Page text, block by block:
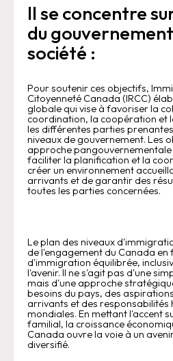
Il se concentre
du
société :
Pour soutenir ces objectifs,
Citoyenneté Canada (IRCC)
globale qui vise à favoriser la
coordination, la coopération et
les différentes parties
niveaux de gouvernement. Les
approche
faciliter la planification et la
créer un environnement
arrivants et de garantir des
toutes les parties concernées.
Le plan des niveaux
de l'engagement du Canada
d'immigration équilibrée,
l'avenir. Il ne s'agit pas d'une
mais d'une approche
besoins du pays, des
arrivants et des responsabilités
mondiales. En mettant l'accent
familial, la croissance
Canada ouvre la voie à un
diversifié.